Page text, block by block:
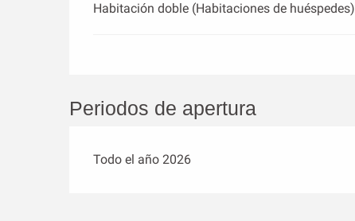
Habitación doble (Habitaciones de huéspedes)
Periodos de apertura
Todo el año 2026